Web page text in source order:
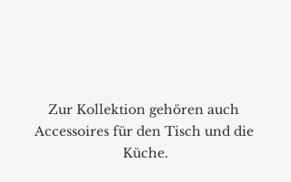
Zur Kollektion gehören auch
Accessoires für den Tisch und die
Küche.